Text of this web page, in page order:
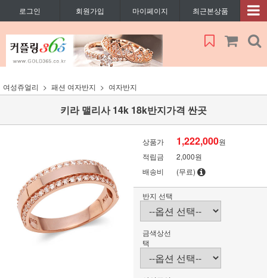
로그인 회원가입 마이페이지 최근본상품
여성쥬얼리 패션 여자반지 여자반지
키라 맬리사 14k 18k반지가격 싼곳
상품가 1,222,000원
적립금
2,000원
배송비
(무료)
반지 선택
금색상선
택